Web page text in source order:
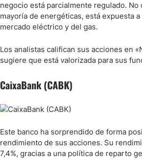
negocio está parcialmente regulado. No
mayoría de energéticas, está expuesta
mercado eléctrico y del gas.
Los analistas califican sus acciones en
sugiere que está valorizada para sus
CaixaBank (CABK)
Este banco ha sorprendido de forma
rendimiento de sus acciones. Su
7,4%, gracias a una política de reparto